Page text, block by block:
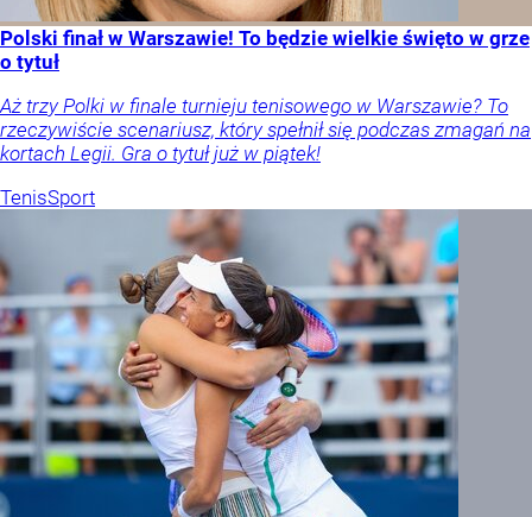
Polski finał w Warszawie! To będzie wielkie święto w grze
o tytuł
Aż trzy Polki w finale turnieju tenisowego w Warszawie? To
rzeczywiście scenariusz, który spełnił się podczas zmagań na
kortach Legii. Gra o tytuł już w piątek!
TenisSport